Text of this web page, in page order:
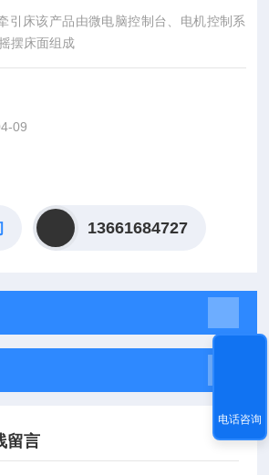
引床该产品由微电脑控制台、电机控制系
摆床面组成
09
13661684727
留言
电话咨询